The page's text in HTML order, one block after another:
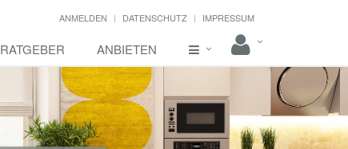
ANMELDEN DATENSCHUTZ IMPRESSUM
RATGEBER ANBIETEN